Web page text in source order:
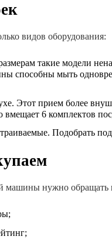
видов оборудования:
такие модели
способны мыть
Этот прием более
вмещает 6 комплектов
Подобрать
машины нужно обращать